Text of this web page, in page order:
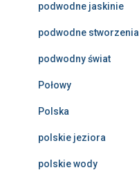
podwodne jaskinie
podwodne stworzenia
podwodny świat
Połowy
Polska
polskie jeziora
polskie wody